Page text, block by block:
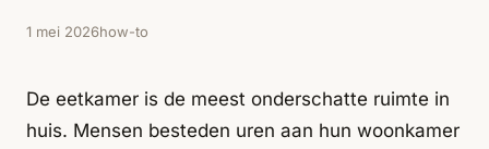
Grandmillennial Healing Home Hygge
1 mei 2026how-to
De eetkamer is de meest onderschatte ruimte in
huis. Mensen besteden uren aan hun woonkamer